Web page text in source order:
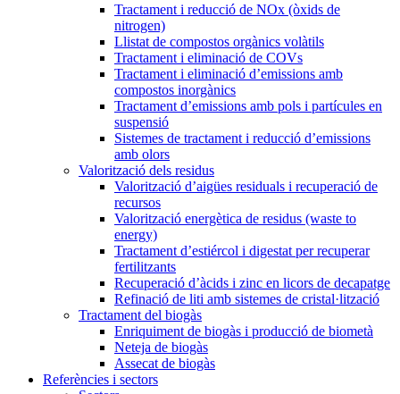
Tractament i reducció de NOx (òxids de
nitrogen)
Llistat de compostos orgànics volàtils
Tractament i eliminació de COVs
Tractament i eliminació d’emissions amb
compostos inorgànics
Tractament d’emissions amb pols i partícules en
suspensió
Sistemes de tractament i reducció d’emissions
amb olors
Valorització dels residus
Valorització d’aigües residuals i recuperació de
recursos
Valorització energètica de residus (waste to
energy)
Tractament d’estiércol i digestat per recuperar
fertilitzants
Recuperació d’àcids i zinc en licors de decapatge
Refinació de liti amb sistemes de cristal·lització
Tractament del biogàs
Enriquiment de biogàs i producció de biometà
Neteja de biogàs
Assecat de biogàs
Referències i sectors